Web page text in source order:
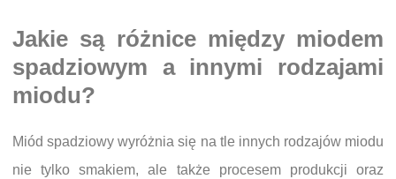
Jakie są różnice między miodem
spadziowym a innymi rodzajami
miodu?
Miód spadziowy wyróżnia się na tle innych rodzajów miodu
nie tylko smakiem, ale także procesem produkcji oraz